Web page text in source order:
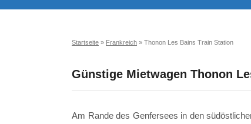
Startseite » Frankreich » Thonon Les Bains Train Station
Günstige Mietwagen Thonon
Am Rande des Genfersees in den